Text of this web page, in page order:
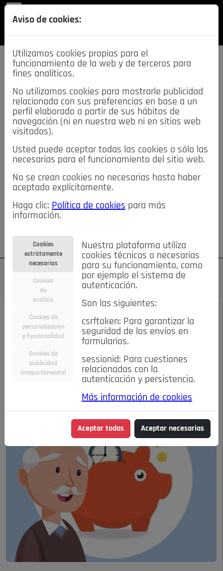
SECCIONES
descarga esta
REVISTA
≡NOTICIAS
NOTICIAS SERVICIOS DE INTERÉS
TABLÓN DE ANUNCIOS MIS ANUNCIOS CONTACTO
NOSOTROS
Su cuenta Regístrese ¿Olvidó su contraseña?
MARZO 2021 / ECONOMÍA
Mi jubilación…….
13-03-2021 7:46 p.m.
Aviso de cookies:
Utilizamos cookies propias para el
funcionamiento de la web y de terceros para
fines analíticos.
No utilizamos cookies para mostrarle publicidad
relacionada con sus preferencias en base a un
perfil elaborado a partir de sus hábitos de
navegación (ni en nuestra web ni en sitios web
visitados).
Usted puede aceptar todas las cookies o sólo las
necesarias para el funcionamiento del sitio web.
No se crean cookies no necesarias hasta haber
aceptado explícitamente.
Haga clic: Política de cookies para más
información.
Cookies
estrictamente
necesarias
Cookies
de
análisis
Cookies de
personalización
y funcionalidad
Cookies de
publicidad
comportamental
Nuestra plataforma utiliza
cookies técnicas o necesarias
para su funcionamiento, como
por ejemplo el sistema de
autenticación.
Son las siguientes:
csrftoken: Para garantizar la
seguridad de los envíos en
formularios.
sessionid: Para cuestiones
relacionadas con la
autenticación y persistencia.
Más información de cookies
Aceptar todas Aceptar necesarias